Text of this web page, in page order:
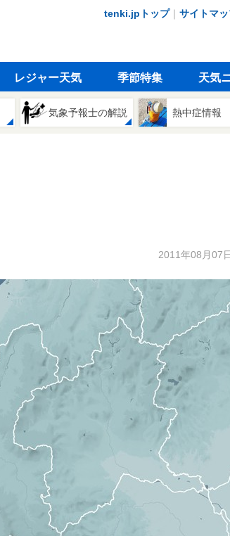
tenki.jpトップ｜ サイトマ
レジャー天気 季節特集 天気
気象予報士の解説 熱中症情報
2011年08月07